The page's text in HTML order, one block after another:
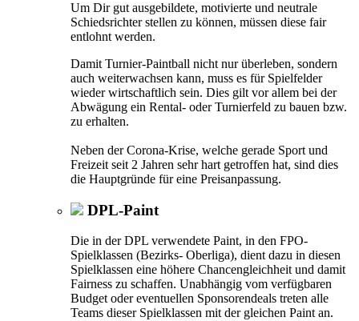
Um Dir gut ausgebildete, motivierte und neutrale
Schiedsrichter stellen zu können, müssen diese fair
entlohnt werden.
Damit Turnier-Paintball nicht nur überleben, sondern
auch weiterwachsen kann, muss es für Spielfelder
wieder wirtschaftlich sein. Dies gilt vor allem bei der
Abwägung ein Rental- oder Turnierfeld zu bauen bzw.
zu erhalten.
Neben der Corona-Krise, welche gerade Sport und
Freizeit seit 2 Jahren sehr hart getroffen hat, sind dies
die Hauptgründe für eine Preisanpassung.
DPL-Paint
Die in der DPL verwendete Paint, in den FPO-
Spielklassen (Bezirks- Oberliga), dient dazu in diesen
Spielklassen eine höhere Chancengleichheit und damit
Fairness zu schaffen. Unabhängig vom verfügbaren
Budget oder eventuellen Sponsorendeals treten alle
Teams dieser Spielklassen mit der gleichen Paint an.